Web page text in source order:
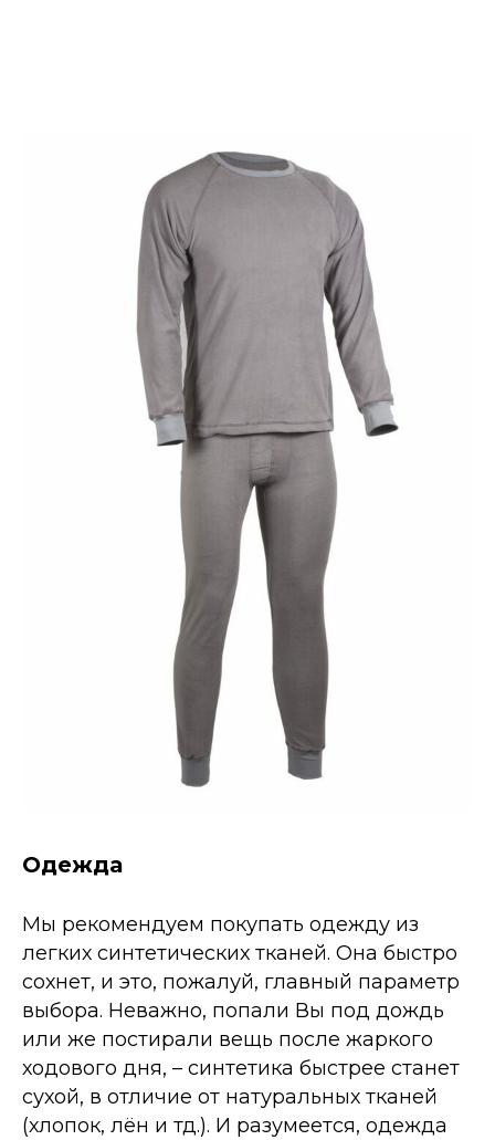
Одежда
Мы рекомендуем покупать одежду из
легких синтетических тканей. Она быстро
сохнет, и это, пожалуй, главный параметр
выбора. Неважно, попали Вы под дождь
или же постирали вещь после жаркого
ходового дня, – синтетика быстрее станет
сухой, в отличие от натуральных тканей
(хлопок, лён и тд.). И разумеется, одежда